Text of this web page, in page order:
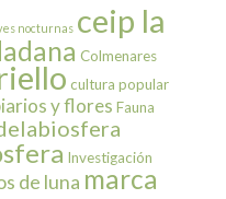
nocturnas ceip la
Colmenares
cultura popular
y flores Fauna
Investigación
de luna marca